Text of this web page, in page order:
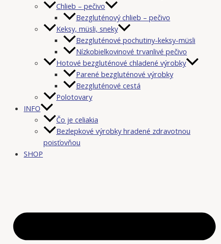
Chlieb – pečivo
Bezgluténový chlieb – pečivo
Keksy, müsli, sneky
Bezgluténové pochutiny-keksy-müsli
Nízkobielkovinové trvanlivé pečivo
Hotové bezgluténové chladené výrobky
Parené bezgluténové výrobky
Bezgluténové cestá
Polotovary
INFO
Čo je celiakia
Bezlepkové výrobky hradené zdravotnou
poisťovňou
SHOP